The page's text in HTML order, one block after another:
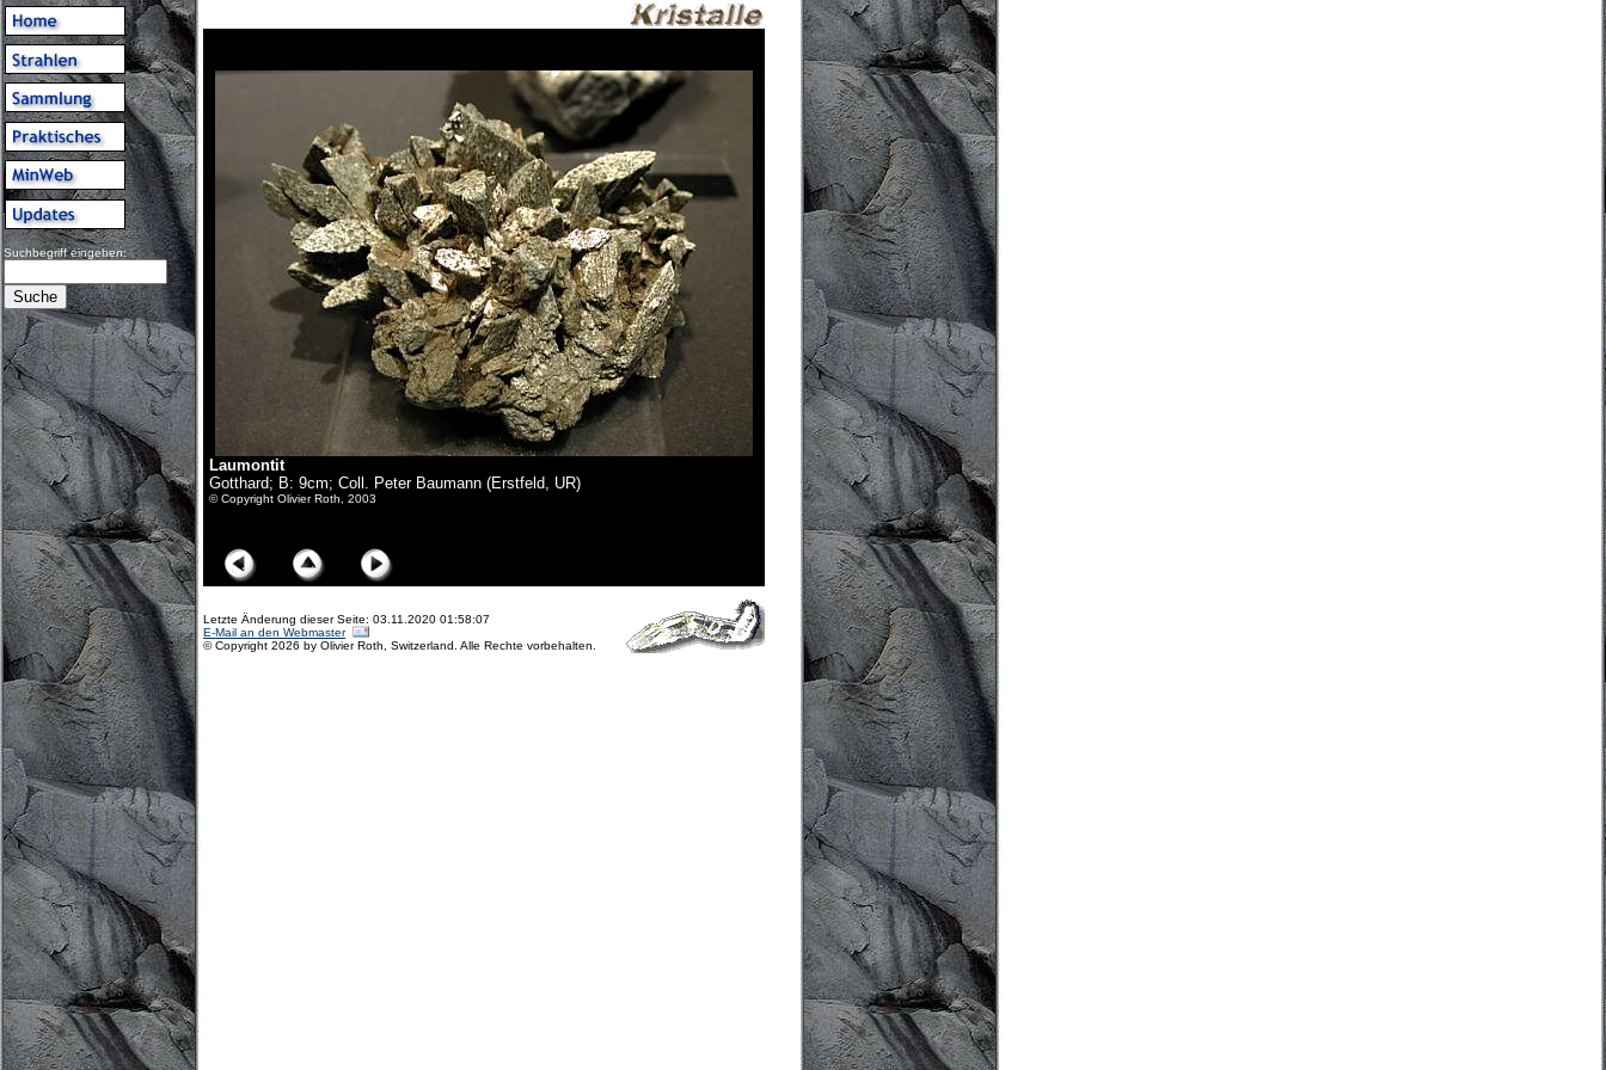
Suchbegriff eingeben:
Laumontit
Gotthard; B: 9cm; Coll. Peter Baumann (Erstfeld, UR)
© Copyright Olivier Roth, 2003
Letzte Änderung dieser Seite: 03.11.2020 01:58:07
E-Mail an den Webmaster
© Copyright 2026 by Olivier Roth, Switzerland. Alle Rechte vorbehalten.